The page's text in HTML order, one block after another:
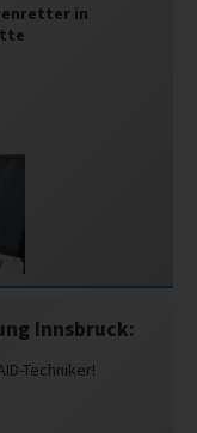
in
Innsbruck:
Techniker!